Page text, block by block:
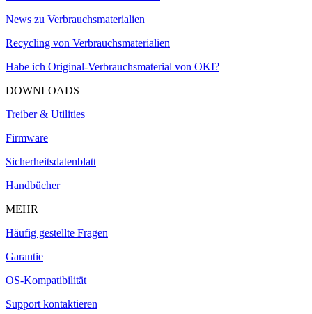
News zu Verbrauchsmaterialien
Recycling von Verbrauchsmaterialien
Habe ich Original-Verbrauchsmaterial von OKI?
DOWNLOADS
Treiber & Utilities
Firmware
Sicherheitsdatenblatt
Handbücher
MEHR
Häufig gestellte Fragen
Garantie
OS-Kompatibilität
Support kontaktieren